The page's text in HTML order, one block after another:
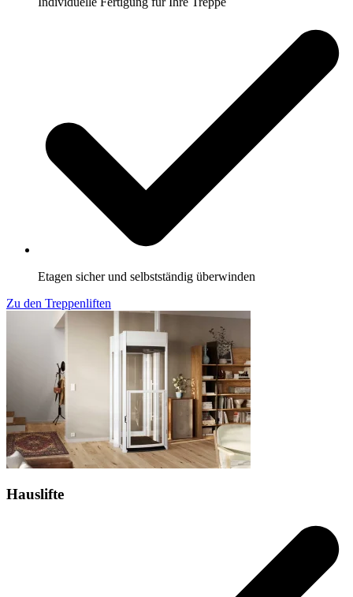
Etagen sicher und selbstständig überwinden
Zu den Treppenliften
Hauslifte